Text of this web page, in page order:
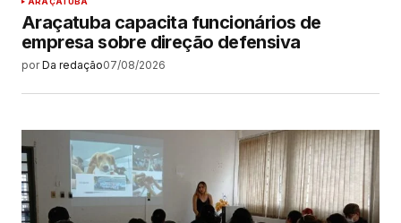
Araçatuba capacita funcionários de
empresa sobre direção defensiva
por Da redação07/08/2026